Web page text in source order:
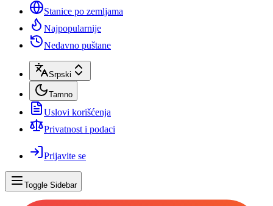
Stanice po zemljama
Najpopularnije
Nedavno puštane
Srpski
Tamno
Uslovi korišćenja
Privatnost i podaci
Prijavite se
Toggle Sidebar